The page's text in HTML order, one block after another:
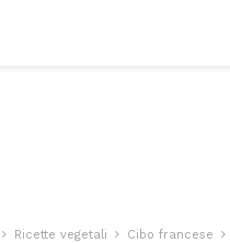
Ricette vegetali Cibo francese